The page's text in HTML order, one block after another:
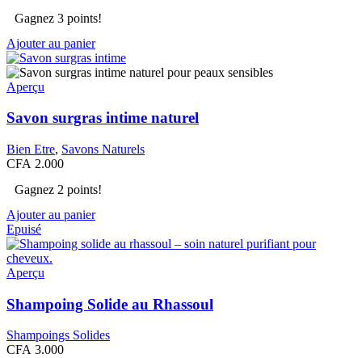
Gagnez 3 points!
Ajouter au panier
Aperçu
Savon surgras intime naturel
Bien Etre, Savons Naturels
CFA 2.000
Gagnez 2 points!
Ajouter au panier
Epuisé
Aperçu
Shampoing Solide au Rhassoul
Shampoings Solides
CFA 3.000